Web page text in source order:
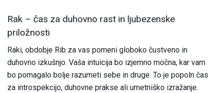
Rak – čas za duhovno rast in ljubezenske
priložnosti
Raki, obdobje Rib za vas pomeni globoko čustveno in
duhovno izkušnjo. Vaša intuicija bo izjemno močna, kar vam
bo pomagalo bolje razumeti sebe in druge. To je popoln čas
za introspekcijo, duhovne prakse ali umetniško izražanje.